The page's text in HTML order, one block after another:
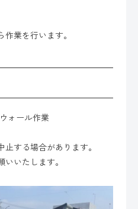
業を行います。
ォール作業
する場合があります。
いたします。